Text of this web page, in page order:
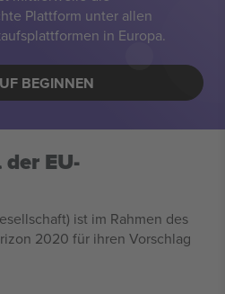
Plattform unter allen
in Europa.
BEGINNEN
EU-
ist im Rahmen des
2020 für ihren Vorschlag